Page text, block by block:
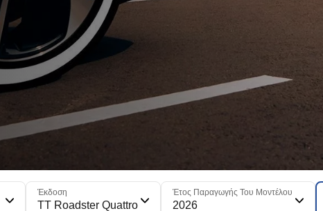
Έκδοση
TT Roadster Quattro
Έτος Παραγωγής Του Μοντέλου
2026